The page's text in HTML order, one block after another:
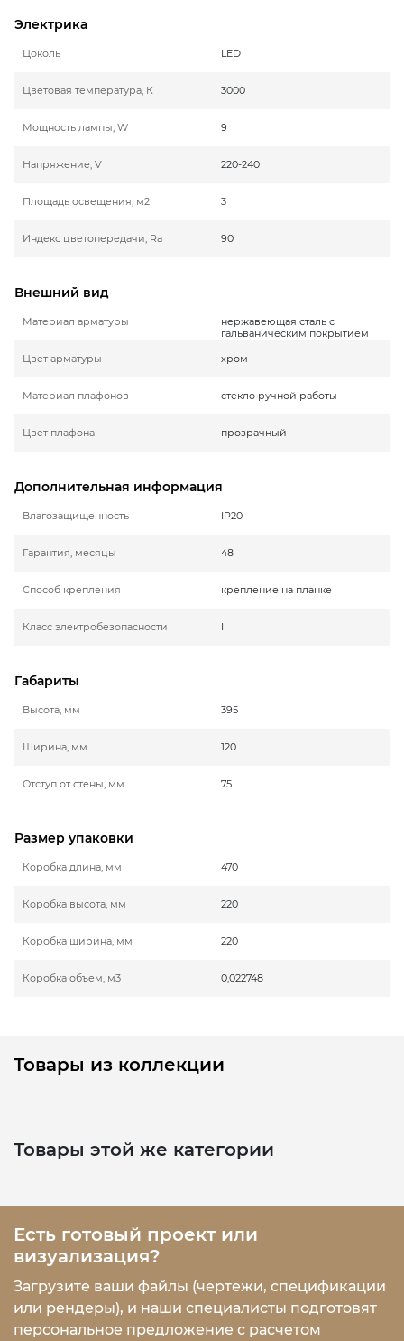
Электрика
Цоколь LED
Цветовая температура, К 3000
Мощность лампы, W 9
Напряжение, V 220-240
Площадь освещения, м2 3
Индекс цветопередачи, Ra 90
Внешний вид
Материал арматуры
нержавеющая сталь с
гальваническим покрытием
Цвет арматуры
хром
Материал плафонов стекло ручной работы
Цвет плафона прозрачный
Дополнительная информация
Влагозащищенность IP20
Гарантия, месяцы 48
Способ крепления крепление на планке
Класс электробезопасности I
Габариты
Высота, мм 395
Ширина, мм 120
Отступ от стены, мм 75
Размер упаковки
Коробка длина, мм 470
Коробка высота, мм 220
Коробка ширина, мм 220
Коробка объем, м3 0,022748
Товары из коллекции
Товары этой же категории
Есть готовый проект или
визуализация?
Загрузите ваши файлы (чертежи, спецификации
или рендеры), и наши специалисты подготовят
персональное предложение с расчетом